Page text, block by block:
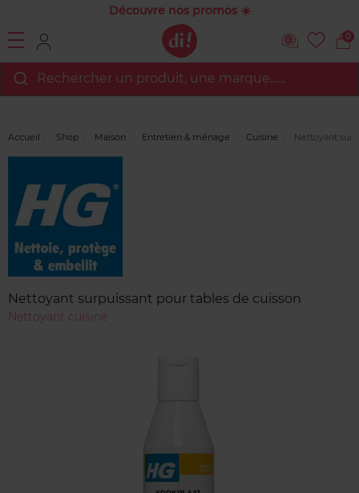
Découvre nos promos ☀️
0
Rechercher un produit, une marque…...
Accueil Shop Maison Entretien & ménage Cuisine Nettoyant
Marque
Nettoyant surpuissant pour tables de cuisson
Nettoyant cuisine